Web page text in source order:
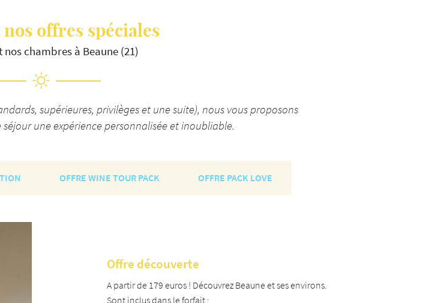
nos offres spéciales
nos chambres à Beaune (21)
supérieures, privilèges et une suite), nous vous proposons
une expérience personnalisée et inoubliable.
OFFRE WINE TOUR PACK OFFRE PACK LOVE
Offre découverte
A partir de 179 euros ! Découvrez Beaune et ses environs.
Sont inclus dans le forfait :